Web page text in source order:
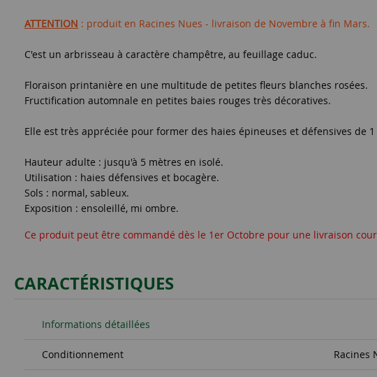
ATTENTION : produit en Racines Nues - livraison de Novembre à fin Mars.
C'est un arbrisseau à caractère champêtre, au feuillage caduc.
Floraison printanière en une multitude de petites fleurs blanches rosées.
Fructification automnale en petites baies rouges très décoratives.
Elle est très appréciée pour former des haies épineuses et défensives de
Hauteur adulte : jusqu'à 5 mètres en isolé.
Utilisation : haies défensives et bocagère.
Sols : normal, sableux.
Exposition : ensoleillé, mi ombre.
Ce produit peut être commandé dès le 1er Octobre pour une livraison
CARACTÉRISTIQUES
Informations détaillées
Conditionnement Racines